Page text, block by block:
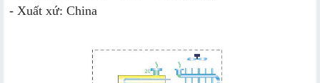
- Xuất xứ: China